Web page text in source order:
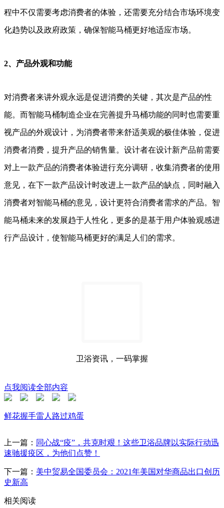
程中不仅需要考虑消费者的体验，还需要充分结合市场环境变
化趋势以及政府政策，确保智能马桶更好地适应市场。
2、产品外观和功能
对消费者来讲外观永远是促进消费的关键，其次是产品的性
能。而智能马桶制造企业在完善提升马桶功能的同时也需要重
视产品的外观设计，为消费者带来舒适美观的极佳体验，促进
消费者消费，提升产品的销售量。设计者在设计新产品前需要
对上一款产品的消费者体验进行充分调研，收集消费者的使用
意见，在下一款产品设计时改进上一款产品的缺点，同时融入
消费者对智能马桶的意见，设计更符合消费者需求的产品。智
能马桶未来的发展趋于人性化，更多的是基于用户体验观感进
行产品设计，使智能马桶更好的满足人们的需求。
卫浴资讯，一码掌握
点我阅读全部内容
鲜花握手雷人 路过鸡蛋
上一篇： 同心战“疫”，共克时艰！这些卫浴品牌以实际行动迅
速驰援疫区，为他们点赞！
下一篇： 美中贸易全国委员会：2021年美国对华商品出口创历
史新高
相关阅读